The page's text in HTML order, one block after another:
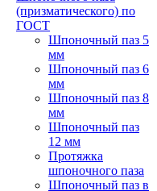
(призматического) по
ГОСТ
Шпоночный паз 5
мм
Шпоночный паз 6
мм
Шпоночный паз 8
мм
Шпоночный паз
12 мм
Протяжка
шпоночного паза
Шпоночный паз в